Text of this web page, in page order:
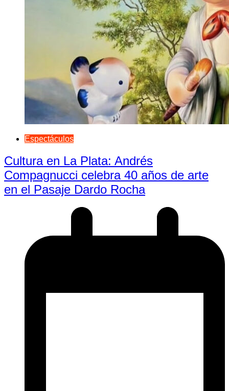
Espectáculos
Cultura en La Plata: Andrés
Compagnucci celebra 40 años de arte
en el Pasaje Dardo Rocha